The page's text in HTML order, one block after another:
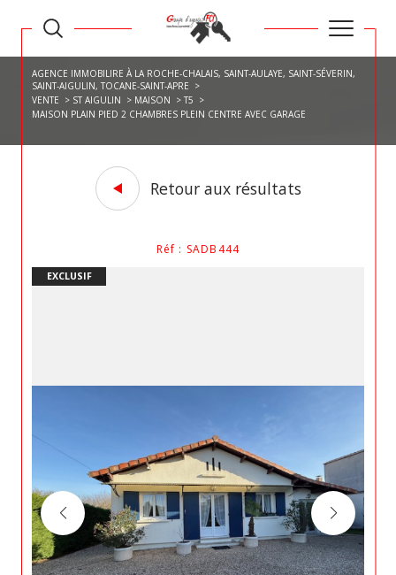
AGENCE IMMOBILIRE À LA ROCHE-CHALAIS, SAINT-AULAYE, SAINT-SÉVERIN,
SAINT-AIGULIN, TOCANE-SAINT-APRE
VENTE
ST AIGULIN MAISON
T5
MAISON PLAIN PIED 2 CHAMBRES PLEIN CENTRE AVEC GARAGE
Retour aux résultats
Réf : SADB444
EXCLUSIF